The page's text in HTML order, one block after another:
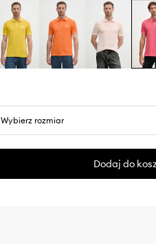
Wybierz rozmiar
Dodaj do